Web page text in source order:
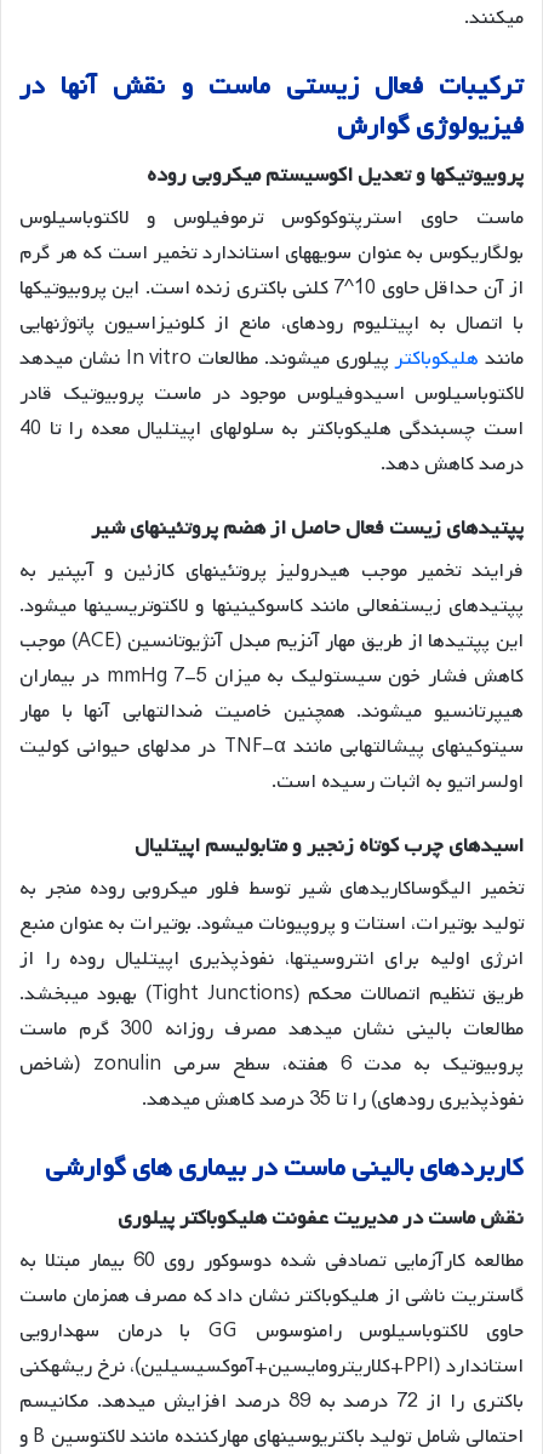
میکنند.
ترکیبات فعال زیستی ماست و نقش آنها در
فیزیولوژیگوارش
پروبیوتیکهاوتعدیلاکوسیستممیکروبیروده
ماست حاوی استرپتوکوکوس ترموفیلوس و لاکتوباسیلوس
بولگاریکوس به عنوان سویههای استاندارد تخمیر است که هر گرم
از آن حداقل حاوی 10^7 کلنی باکتری زنده است
. این پروبیوتیکها
با اتصال به اپیتلیوم رودهای، مانع از کلونیزاسیون پاتوژنهایی
مانند هلیکوباکتر
پیلوری میشوند. مطالعات In vitro نشان میدهد
لاکتوباسیلوس اسیدوفیلوس موجود در ماست پروبیوتیک قادر
است چسبندگی هلیکوباکتر به سلولهای اپیتلیال معده را تا 40
درصد کاهش دهد.
پپتیدهای زیست فعال حاصل از هضم پروتئینهای شیر
فرایند تخمیر موجب هیدرولیز پروتئینهای کازئین و آبپنیر به
پپتیدهای زیستفعالی مانند کاسوکینینها و لاکتوتریسینها میشود.
این پپتیدها از طریق مهار آنزیم مبدل آنژیوتانسین (ACE) موجب
کاهش فشار خون سیستولیک به میزان 5-7 mmHg در بیماران
هیپرتانسیو میشوند. همچنین خاصیت ضدالتهابی آنها با مهار
سیتوکینهای پیشالتهابی مانند TNF-α در مدلهای حیوانی کولیت
اولسراتیو به اثبات رسیده است.
اسیدهای چرب کوتاه زنجیر و متابولیسم اپیتلیال
تخمیر الیگوساکاریدهای شیر توسط فلور میکروبی روده منجر به
تولید بوتیرات، استات و پروپیونات میشود. بوتیرات به عنوان منبع
انرژی اولیه برای انتروسیتها، نفوذپذیری اپیتلیال روده را از
طریق تنظیم اتصالات محکم (Tight Junctions) بهبود میبخشد.
مطالعات بالینی نشان میدهد مصرف روزانه 300 گرم ماست
پروبیوتیک به مدت 6 هفته، سطح سرمی zonulin (شاخص
نفوذپذیری رودهای) را تا 35 درصد کاهش میدهد
.
کاربردهای بالینی ماست در بیماری های گوارشی
نقشماستدرمدیریتعفونتهلیکوباکترپیلوری
مطالعه کارآزمایی تصادفی شده دوسوکور روی 60 بیمار مبتلا به
گاستریت ناشی از هلیکوباکتر نشان داد که مصرف همزمان ماست
حاوی لاکتوباسیلوس رامنوسوس GG با درمان سهدارویی
استاندارد (PPI+کلاریترومایسین+آموکسیسیلین)، نرخ ریشهکنی
باکتری را از 72 درصد به 89 درصد افزایش میدهد
. مکانیسم
احتمالی شامل تولید باکتریوسینهای مهارکننده مانند لاکتوسین B و